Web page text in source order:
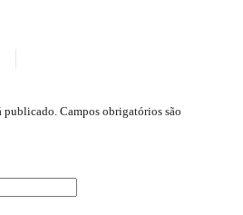
publicado. Campos obrigatórios são